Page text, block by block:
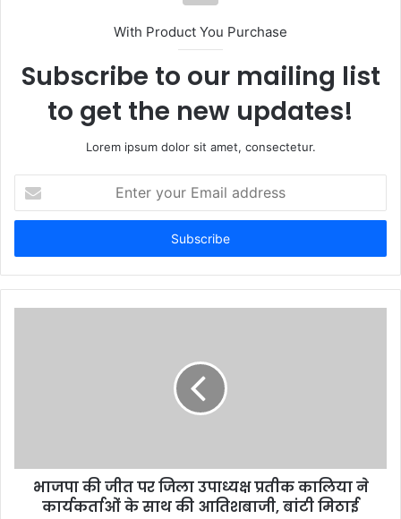
With Product You Purchase
Subscribe to our mailing list
to get the new updates!
Lorem ipsum dolor sit amet, consectetur.
your
Email
भाजपा की जीत पर जिला उपाध्यक्ष प्रतीक कालिया ने
कार्यकर्ताओं के साथ की आतिशबाजी, बांटी मिठाई